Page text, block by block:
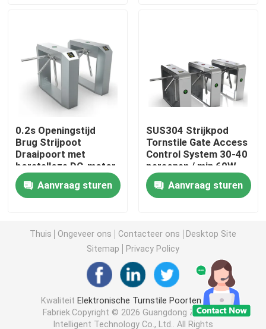
Elektronische Turnstile Poorten
Turnstile Schommelingspoort
Klepturnstile Poort
Driepootturnstile Poort
Volledige hoogteturnstile
Glijdende Poortturnstile
Gezichtsherkenning biometrische machine
0.2s Openingstijd
Brug Strijpoot
Draaipoort met
borstelloze DC-motor
Aanvraag sturen
SUS304 Strijkpod
Tornstile Gate Access
Control System 30-40
personen / min 60W
Aanvraag sturen
Thuis Ongeveer ons Contacteer ons
Desktop Site
Sitemap
Privacy Policy
Kwaliteit Elektronische Turnstile Poorten China
Fabriek.Copyright © 2026 Guangdong Zecheng
Intelligent Technology Co., Ltd.. All Rights